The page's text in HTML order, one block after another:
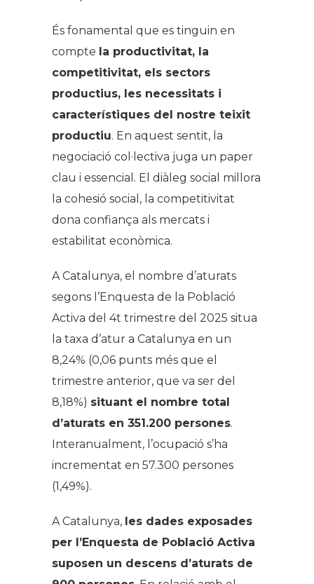
És fonamental que es tinguin en
compte la productivitat, la
competitivitat, els sectors
productius, les necessitats i
característiques del nostre teixit
productiu. En aquest sentit, la
negociació col·lectiva juga un paper
clau i essencial. El diàleg social millora
la cohesió social, la competitivitat
dona confiança als mercats i
estabilitat econòmica.
A Catalunya, el nombre d’aturats
segons l’Enquesta de la Població
Activa del 4t trimestre del 2025 situa
la taxa d’atur a Catalunya en un
8,24% (0,06 punts més que el
trimestre anterior, que va ser del
8,18%) situant el nombre total
d’aturats en 351.200 persones.
Interanualment, l’ocupació s’ha
incrementat en 57.300 persones
(1,49%).
A Catalunya, les dades exposades
per l’Enquesta de Població Activa
suposen un descens d’aturats de